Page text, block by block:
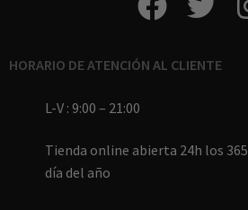
HORARIO DE ATENCIÓN AL CLIENTE
L-V : 9:00 – 21:00
Tienda online abierta 24h los 365
día del año